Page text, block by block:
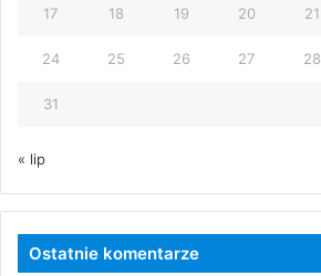
17 18 19 20 21
24 25 26 27 28
31
« lip
Ostatnie komentarze